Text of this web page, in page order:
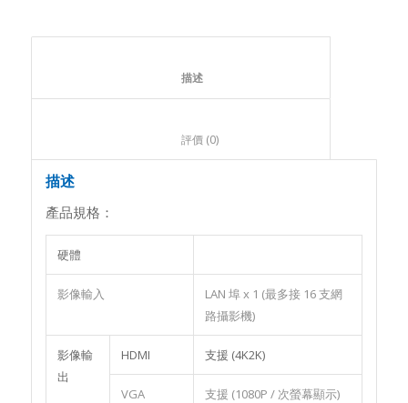
						描述
						評價 (0)
描述
產品規格：
硬體
影像輸入
LAN 埠 x 1 (最多接 16 支網
路攝影機)
影像輸
出
HDMI 支援 (4K2K)
VGA 支援 (1080P / 次螢幕顯示)